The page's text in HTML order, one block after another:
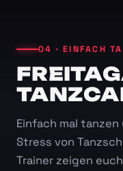
04 · EINFACH
Einfach mal
Stress von
Trainer zeigen